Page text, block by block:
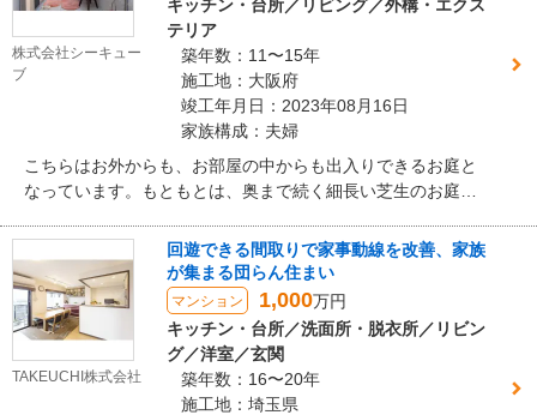
株式会社シーキュー
ブ
キッチン・台所／リビング／外構・エクス
テリア
築年数：11〜15年
施工地：大阪府
竣工年月日：2023年08月16日
家族構成：夫婦
こちらはお外からも、お部屋の中からも出入りできるお庭と
なっています。もともとは、奥まで続く細長い芝生のお庭だ
ちらのテラス屋根は、LIXILさんの「ココマ」という商品で
す。柱が木目調で、アルミのごつごつとした印象がなく、ナ
チュラルな印象を受けます。また、屋根だけでなく今回は正
面にもパネルを設置したので、外なのに、まるで室内のよう
な空間に仕上がりました。お施主様は猫を飼っておられるの
ですが、 こちらのタイルデッキでは、 ご夫婦と猫ちゃんとま
ったりくつろぐ時間を過ごされるそうです。
TAKEUCHI株式会社
回遊できる間取りで家事動線を改善、家族
が集まる団らん住まい
マンション 1,000万円
キッチン・台所／洗面所・脱衣所／リビン
グ／洋室／玄関
築年数：16〜20年
施工地：埼玉県